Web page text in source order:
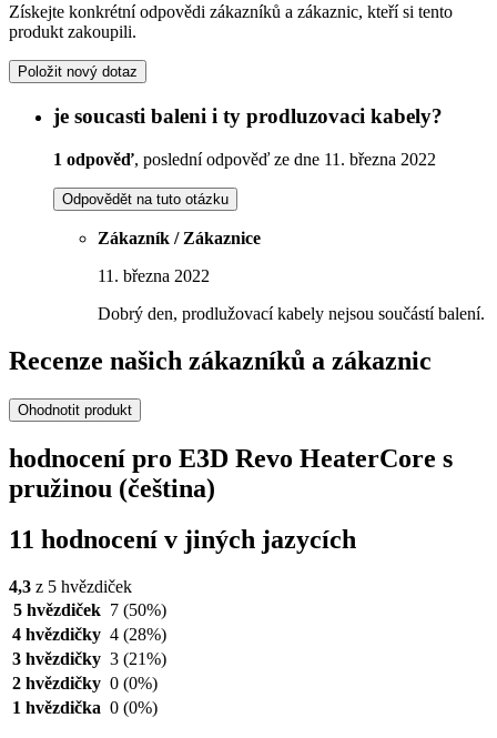
Získejte konkrétní odpovědi zákazníků a zákaznic, kteří si tento
produkt zakoupili.
Položit nový dotaz
je soucasti baleni i ty prodluzovaci kabely?
1 odpověď, poslední odpověď ze dne 11. března 2022
Odpovědět na tuto otázku
Zákazník / Zákaznice
11. března 2022
Dobrý den, prodlužovací kabely nejsou součástí balení.
Recenze našich zákazníků a zákaznic
Ohodnotit produkt
hodnocení pro E3D Revo HeaterCore s
pružinou (čeština)
11 hodnocení v jiných jazycích
4,3 z 5 hvězdiček
5 hvězdiček 7 (50%)
4 hvězdičky 4 (28%)
3 hvězdičky 3 (21%)
2 hvězdičky 0 (0%)
1 hvězdička 0 (0%)